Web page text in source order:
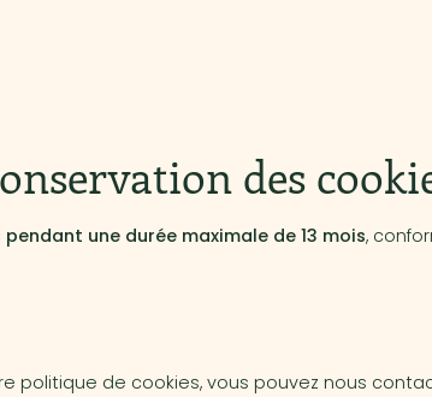
des
pendant une durée maximale de 13 mois,
politique de cookies, vous pouvez nous